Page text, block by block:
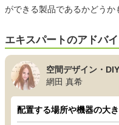
ができる製品であるかどうか
エキスパートのアドバ
空間デザイン・
網田 真希
配置する場所や機器の大